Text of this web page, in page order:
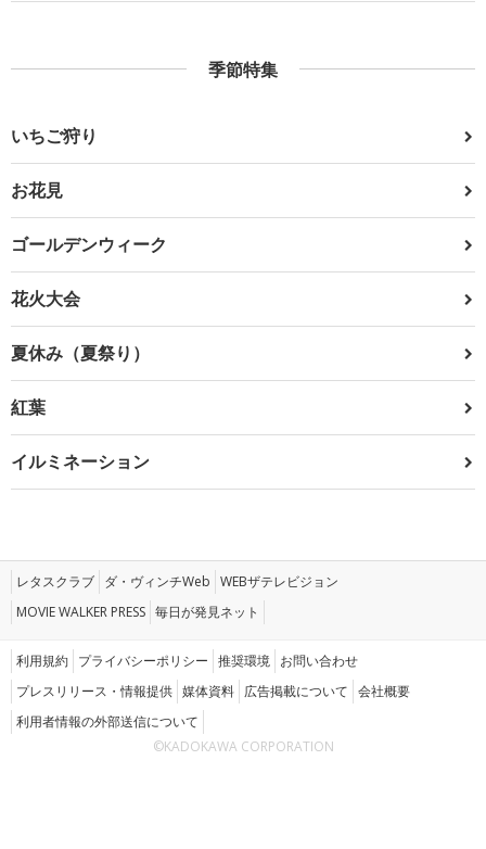
季節特集
いちご狩り
お花見
ゴールデンウィーク
花火大会
夏休み（夏祭り）
紅葉
イルミネーション
レタスクラブ ダ・ヴィンチWeb WEBザテレビジョン
MOVIE WALKER PRESS 毎日が発見ネット
利用規約 プライバシーポリシー 推奨環境 お問い合わせ
プレスリリース・情報提供 媒体資料 広告掲載について 会社概要
利用者情報の外部送信について
©KADOKAWA CORPORATION